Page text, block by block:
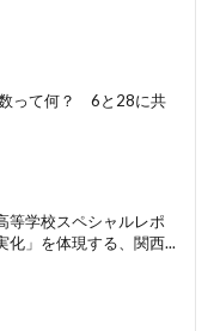
って何？ 6と28に共
等学校スペシャルレポ
化」を体現する、関西...